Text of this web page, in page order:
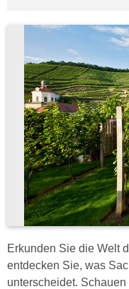
Erkunden Sie die Welt
entdecken Sie, was
unterscheidet.